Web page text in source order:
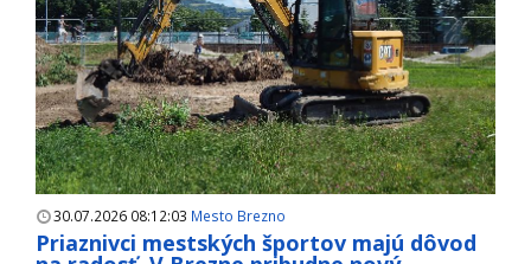
30.07.2026 08:12:03 Mesto Brezno
Priaznivci mestských športov majú dôvod